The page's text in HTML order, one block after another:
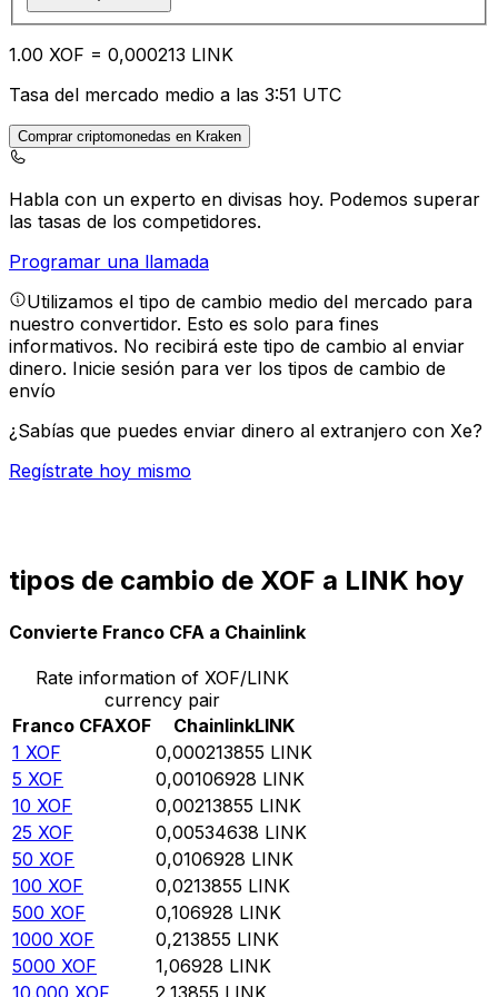
1.00 XOF = 0,000213 LINK
Tasa del mercado medio a las 3:51 UTC
Comprar criptomonedas en Kraken
Habla con un experto en divisas hoy. Podemos superar
las tasas de los competidores.
Programar una llamada
Utilizamos el tipo de cambio medio del mercado para
nuestro convertidor. Esto es solo para fines
informativos. No recibirá este tipo de cambio al enviar
dinero. Inicie sesión para ver los tipos de cambio de
envío
¿Sabías que puedes enviar dinero al extranjero con Xe?
Regístrate hoy mismo
tipos de cambio de XOF a LINK hoy
Convierte Franco CFA a Chainlink
Rate information of XOF/LINK
currency pair
Franco CFAXOF ChainlinkLINK
1 XOF 0,000213855 LINK
5 XOF 0,00106928 LINK
10 XOF 0,00213855 LINK
25 XOF 0,00534638 LINK
50 XOF 0,0106928 LINK
100 XOF 0,0213855 LINK
500 XOF 0,106928 LINK
1000 XOF 0,213855 LINK
5000 XOF 1,06928 LINK
10.000 XOF 2,13855 LINK